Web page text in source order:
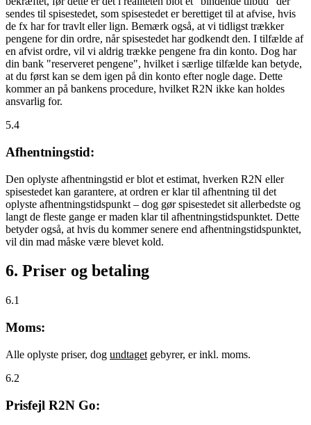
sendes til spisestedet, som spisestedet er berettiget til at afvise, hvis
de fx har for travlt eller lign. Bemærk også, at vi tidligst trækker
pengene for din ordre, når spisestedet har godkendt den. I tilfælde af
en afvist ordre, vil vi aldrig trække pengene fra din konto. Dog har
din bank "reserveret pengene", hvilket i særlige tilfælde kan betyde,
at du først kan se dem igen på din konto efter nogle dage. Dette
kommer an på bankens procedure, hvilket R2N ikke kan holdes
ansvarlig for.
5.4
Afhentningstid:
Den oplyste afhentningstid er blot et estimat, hverken R2N eller
spisestedet kan garantere, at ordren er klar til afhentning til det
oplyste afhentningstidspunkt – dog gør spisestedet sit allerbedste og
langt de fleste gange er maden klar til afhentningstidspunktet. Dette
betyder også, at hvis du kommer senere end afhentningstidspunktet,
vil din mad måske være blevet kold.
6. Priser og betaling
6.1
Moms:
Alle oplyste priser, dog undtaget gebyrer, er inkl. moms.
6.2
Prisfejl R2N Go: